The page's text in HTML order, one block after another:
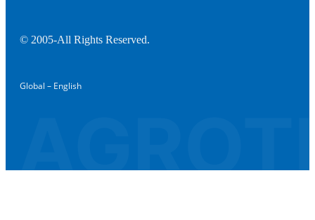
© 2005-All Rights Reserved.
Global – English